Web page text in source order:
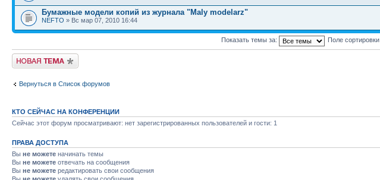
Бумажные модели копий из журнала "Maly modelarz"
NEFTO » Вс мар 07, 2010 16:44
Показать темы за: Поле сортировки
Новая тема
Вернуться в Список форумов
КТО СЕЙЧАС НА КОНФЕРЕНЦИИ
Сейчас этот форум просматривают: нет зарегистрированных пользователей и гости: 1
ПРАВА ДОСТУПА
Вы не можете начинать темы
Вы не можете отвечать на сообщения
Вы не можете редактировать свои сообщения
Вы не можете удалять свои сообщения